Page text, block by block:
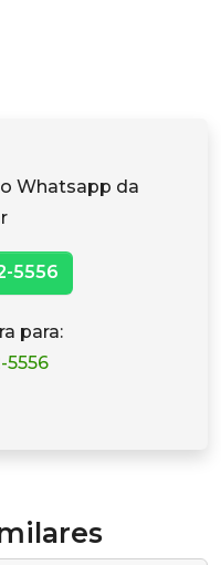
Whatsapp da
5556
para: